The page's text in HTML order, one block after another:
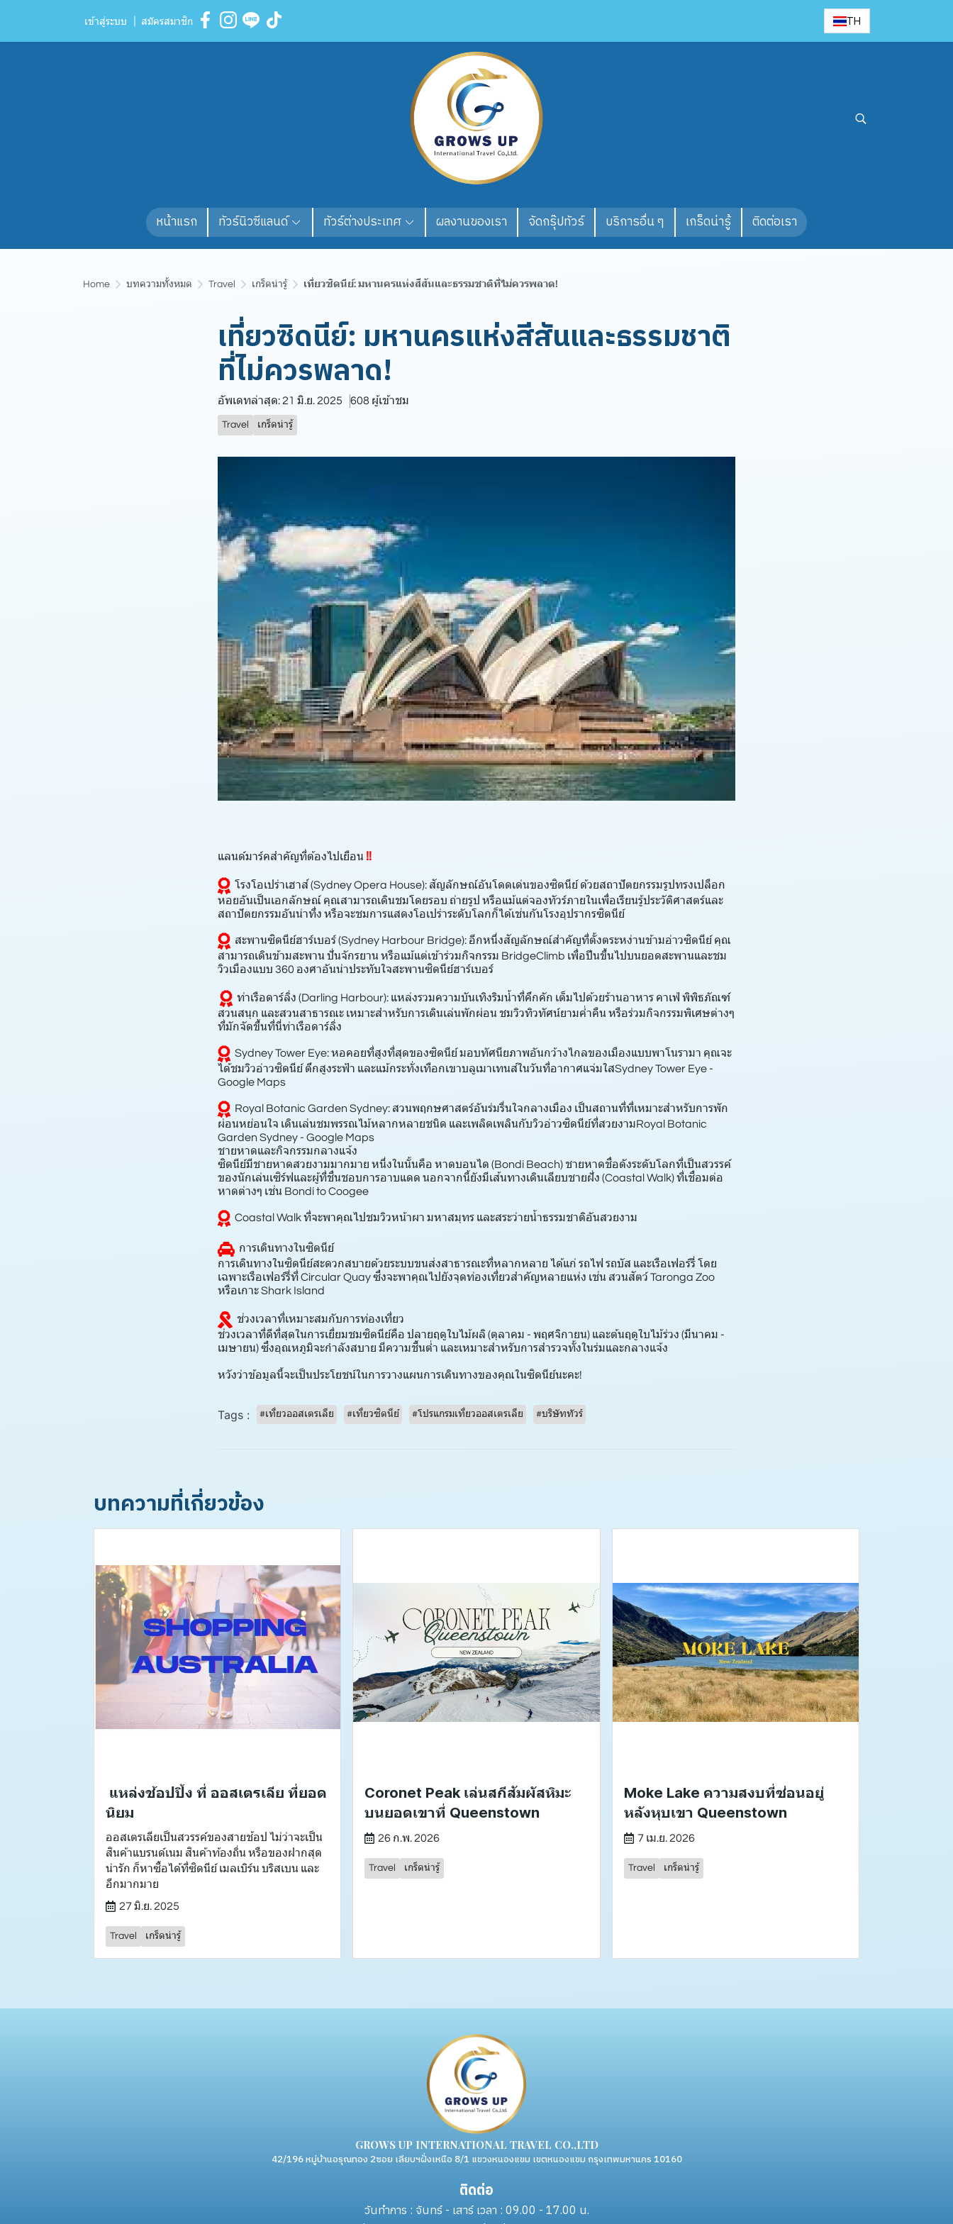
เข้าสู่ระบบ สมัครสมาชิก TH
หน้าแรก ทัวร์นิวซีแลนด์ ทัวร์ต่างประเทศ ผลงานของเรา จัดกรุ๊ปทัวร์ บริการอื่น ๆ เกร็ดน่ารู้ ติดต่อเรา
Home บทความทั้งหมด Travel เกร็ดน่ารู้ เที่ยวซิดนีย์: มหานครแห่งสีสันและธรรมชาติที่ไม่ควรพลาด!
เที่ยวซิดนีย์: มหานครแห่งสีสันและธรรมชาติ
ที่ไม่ควรพลาด!
อัพเดทล่าสุด: 21 มิ.ย. 2025 608 ผู้เข้าชม
Travel เกร็ดน่ารู้
แลนด์มาร์คสำคัญที่ต้องไปเยือน !!
โรงโอเปร่าเฮาส์ (Sydney Opera House): สัญลักษณ์อันโดดเด่นของซิดนีย์ ด้วยสถาปัตยกรรมรูปทรงเปลือก
หอยอันเป็นเอกลักษณ์ คุณสามารถเดินชมโดยรอบ ถ่ายรูป หรือแม้แต่จองทัวร์ภายในเพื่อเรียนรู้ประวัติศาสตร์และ
สถาปัตยกรรมอันน่าทึ่ง หรือจะชมการแสดงโอเปร่าระดับโลกก็ได้เช่นกันโรงอุปรากรซิดนีย์
สะพานซิดนีย์ฮาร์เบอร์ (Sydney Harbour Bridge): อีกหนึ่งสัญลักษณ์สำคัญที่ตั้งตระหง่านข้ามอ่าวซิดนีย์ คุณ
สามารถเดินข้ามสะพาน ปั่นจักรยาน หรือแม้แต่เข้าร่วมกิจกรรม BridgeClimb เพื่อปีนขึ้นไปบนยอดสะพานและชม
วิวเมืองแบบ 360 องศาอันน่าประทับใจสะพานซิดนีย์ฮาร์เบอร์
ท่าเรือดาร์ลิ่ง (Darling Harbour): แหล่งรวมความบันเทิงริมน้ำที่คึกคัก เต็มไปด้วยร้านอาหาร คาเฟ่ พิพิธภัณฑ์
สวนสนุก และสวนสาธารณะ เหมาะสำหรับการเดินเล่นพักผ่อน ชมวิวทิวทัศน์ยามค่ำคืน หรือร่วมกิจกรรมพิเศษต่างๆ
ที่มักจัดขึ้นที่นี่ท่าเรือดาร์ลิ่ง
Sydney Tower Eye: หอคอยที่สูงที่สุดของซิดนีย์ มอบทัศนียภาพอันกว้างไกลของเมืองแบบพาโนรามา คุณจะ
ได้ชมวิวอ่าวซิดนีย์ ตึกสูงระฟ้า และแม้กระทั่งเทือกเขาบลูเมาเทนส์ในวันที่อากาศแจ่มใสSydney Tower Eye -
Google Maps
Royal Botanic Garden Sydney: สวนพฤกษศาสตร์อันร่มรื่นใจกลางเมือง เป็นสถานที่ที่เหมาะสำหรับการพัก
ผ่อนหย่อนใจ เดินเล่นชมพรรณไม้หลากหลายชนิด และเพลิดเพลินกับวิวอ่าวซิดนีย์ที่สวยงามRoyal Botanic
Garden Sydney - Google Maps
ชายหาดและกิจกรรมกลางแจ้ง
ซิดนีย์มีชายหาดสวยงามมากมาย หนึ่งในนั้นคือ หาดบอนได (Bondi Beach) ชายหาดชื่อดังระดับโลกที่เป็นสวรรค์
ของนักเล่นเซิร์ฟและผู้ที่ชื่นชอบการอาบแดด นอกจากนี้ยังมีเส้นทางเดินเลียบชายฝั่ง (Coastal Walk) ที่เชื่อมต่อ
หาดต่างๆ เช่น Bondi to Coogee
Coastal Walk ที่จะพาคุณไปชมวิวหน้าผา มหาสมุทร และสระว่ายน้ำธรรมชาติอันสวยงาม
การเดินทางในซิดนีย์
การเดินทางในซิดนีย์สะดวกสบายด้วยระบบขนส่งสาธารณะที่หลากหลาย ได้แก่ รถไฟ รถบัส และเรือเฟอร์รี่ โดย
เฉพาะเรือเฟอร์รี่ที่ Circular Quay ซึ่งจะพาคุณไปยังจุดท่องเที่ยวสำคัญหลายแห่ง เช่น สวนสัตว์ Taronga Zoo
หรือเกาะ Shark Island
ช่วงเวลาที่เหมาะสมกับการท่องเที่ยว
ช่วงเวลาที่ดีที่สุดในการเยี่ยมชมซิดนีย์คือ ปลายฤดูใบไม้ผลิ (ตุลาคม - พฤศจิกายน) และต้นฤดูใบไม้ร่วง (มีนาคม -
เมษายน) ซึ่งอุณหภูมิจะกำลังสบาย มีความชื้นต่ำ และเหมาะสำหรับการสำรวจทั้งในร่มและกลางแจ้ง
หวังว่าข้อมูลนี้จะเป็นประโยชน์ในการวางแผนการเดินทางของคุณในซิดนีย์นะคะ!
Tags : #เที่ยวออสเตรเลีย #เที่ยวซิดนีย์ #โปรแกรมเที่ยวออสเตรเลีย #บริษัททัวร์
บทความที่เกี่ยวข้อง
️ แหล่งช้อปปิ้ง ที่ ออสเตรเลีย ที่ยอด
นิยม
ออสเตรเลียเป็นสวรรค์ของสายช้อป ไม่ว่าจะเป็น
สินค้าแบรนด์เนม สินค้าท้องถิ่น หรือของฝากสุด
น่ารัก ก็หาซื้อได้ที่ซิดนีย์ เมลเบิร์น บริสเบน และ
อีกมากมาย
27 มิ.ย. 2025
Travel เกร็ดน่ารู้
Coronet Peak เล่นสกีสัมผัสหิมะ
บนยอดเขาที่ Queenstown
26 ก.พ. 2026
Travel เกร็ดน่ารู้
Moke Lake ความสงบที่ซ่อนอยู่
หลังหุบเขา Queenstown
7 เม.ย. 2026
Travel เกร็ดน่ารู้
GROWS UP INTERNATIONAL TRAVEL CO.,LTD
42/196 หมู่บ้านอรุณทอง 2ซอย เลียบฯฝั่งเหนือ 8/1 แขวงหนองแขม เขตหนองแขม กรุงเทพมหานคร 10160
ติดต่อ
วันทำการ : จันทร์ - เสาร์ เวลา : 09.00 - 17.00 น.